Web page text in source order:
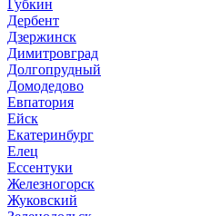
Губкин
Дербент
Дзержинск
Димитровград
Долгопрудный
Домодедово
Евпатория
Ейск
Екатеринбург
Елец
Ессентуки
Железногорск
Жуковский